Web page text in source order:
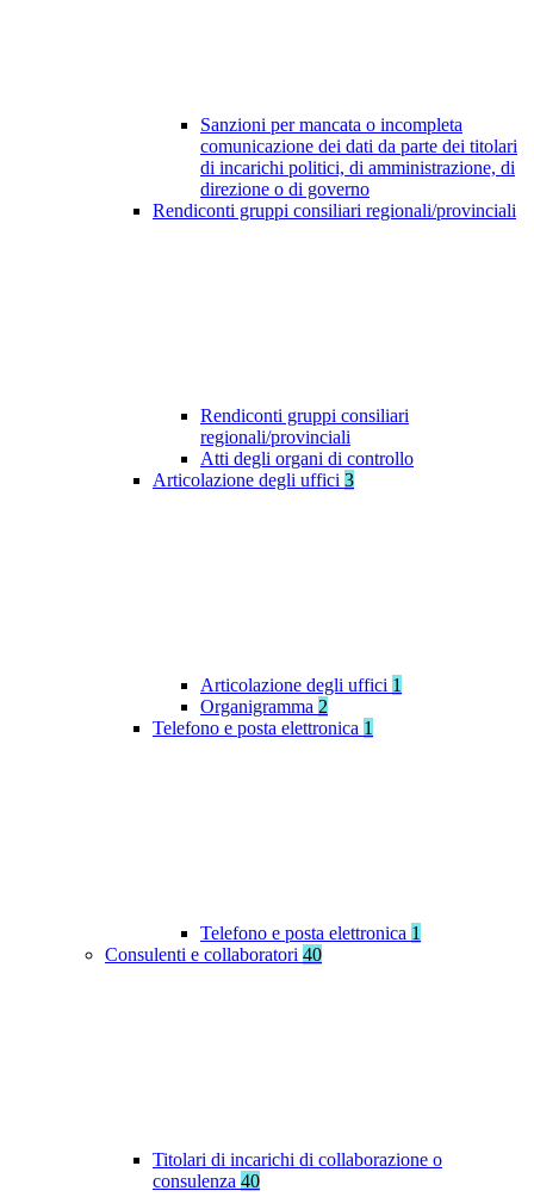
Sanzioni per mancata o incompleta
comunicazione dei dati da parte dei titolari
di incarichi politici, di amministrazione, di
direzione o di governo
Rendiconti gruppi consiliari regionali/provinciali
Rendiconti gruppi consiliari
regionali/provinciali
Atti degli organi di controllo
Articolazione degli uffici 3
Articolazione degli uffici 1
Organigramma 2
Telefono e posta elettronica 1
Telefono e posta elettronica 1
Consulenti e collaboratori 40
Titolari di incarichi di collaborazione o
consulenza 40